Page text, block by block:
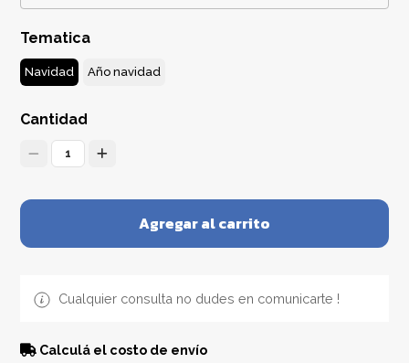
Tematica
Navidad Año navidad
Cantidad
1
Agregar al carrito
Cualquier consulta no dudes en comunicarte !
Calculá el costo de envío